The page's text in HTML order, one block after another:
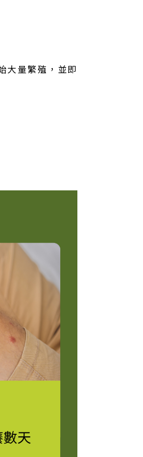
大量繁殖，並即